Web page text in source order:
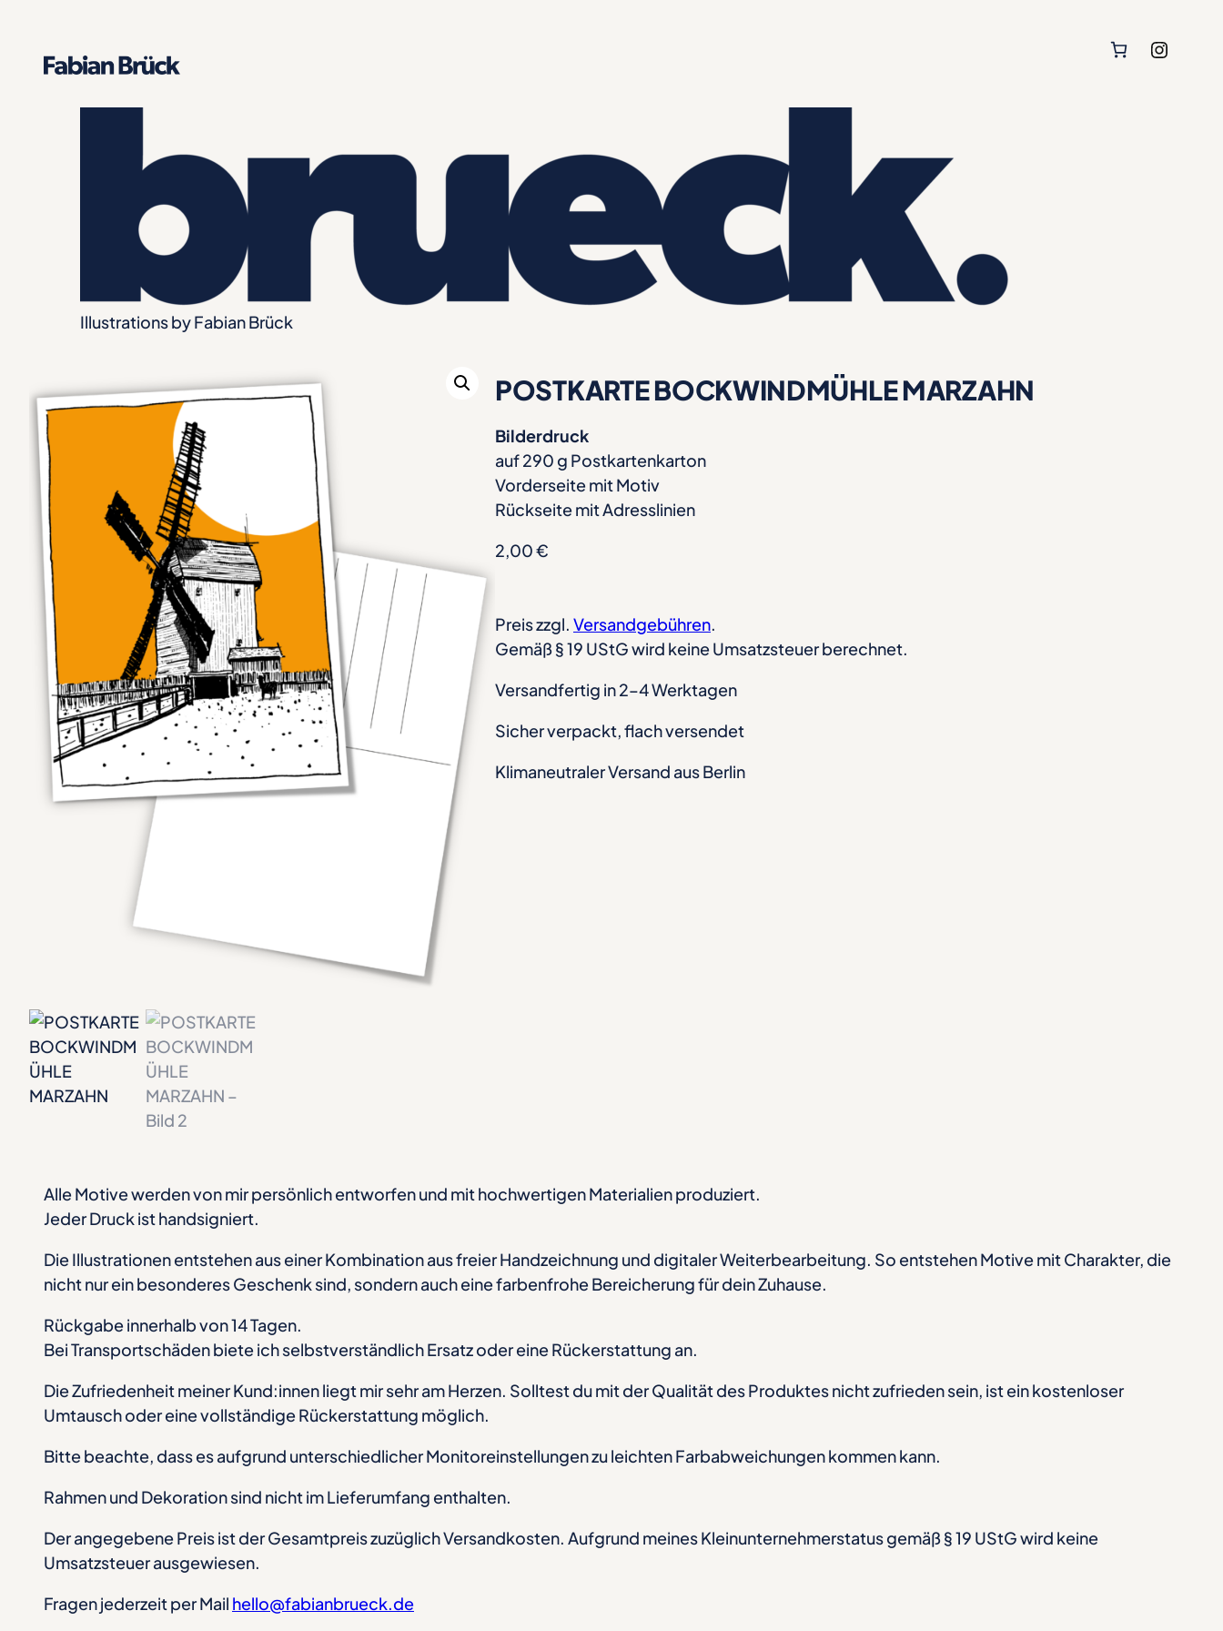
springen
Instagram
Illustrations by Fabian Brück
POSTKARTE BOCKWINDMÜHLE MARZAHN
Bilderdruck
auf 290 g Postkartenkarton
Vorderseite mit Motiv
Rückseite mit Adresslinien
2,00€
Preis zzgl. Versandgebühren.
Gemäß § 19 UStG wird keine Umsatzsteuer berechnet.
Versandfertig in 2–4 Werktagen
Sicher verpackt, flach versendet
Klimaneutraler Versand aus Berlin
Alle Motive werden von mir persönlich entworfen und mit hochwertigen Materialien produziert.
Jeder Druck ist handsigniert.
Die Illustrationen entstehen aus einer Kombination aus freier Handzeichnung und digitaler Weiterbearbeitung. So entstehen Motive mit Charakter, die
nicht nur ein besonderes Geschenk sind, sondern auch eine farbenfrohe Bereicherung für dein Zuhause.
Rückgabe innerhalb von 14 Tagen.
Bei Transportschäden biete ich selbstverständlich Ersatz oder eine Rückerstattung an.
Die Zufriedenheit meiner Kund:innen liegt mir sehr am Herzen. Solltest du mit der Qualität des Produktes nicht zufrieden sein, ist ein kostenloser
Umtausch oder eine vollständige Rückerstattung möglich.
Bitte beachte, dass es aufgrund unterschiedlicher Monitoreinstellungen zu leichten Farbabweichungen kommen kann.
Rahmen und Dekoration sind nicht im Lieferumfang enthalten.
Der angegebene Preis ist der Gesamtpreis zuzüglich Versandkosten. Aufgrund meines Kleinunternehmerstatus gemäß § 19 UStG wird keine
Umsatzsteuer ausgewiesen.
Fragen jederzeit per Mail hello@fabianbrueck.de